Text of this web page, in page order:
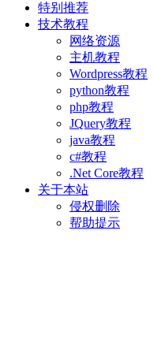
特别推荐
技术教程
网络资源
主机教程
Wordpress教程
python教程
php教程
JQuery教程
java教程
c#教程
.Net Core教程
关于本站
侵权删除
帮助提示